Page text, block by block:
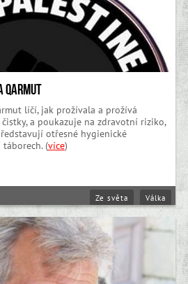
Qarmut
líčí, jak prožívala a prožívá
a poukazuje na zdravotní riziko,
otřesné hygienické
(více)
Ze světa Válka